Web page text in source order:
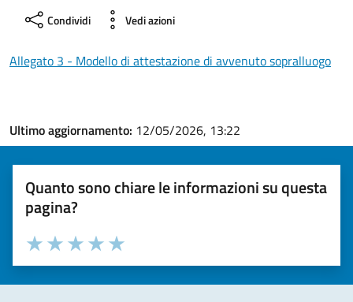
Condividi Vedi azioni
Allegato 3 - Modello di attestazione di avvenuto sopralluogo
Ultimo aggiornamento: 12/05/2026, 13:22
Quanto sono chiare le informazioni su questa
pagina?
Valuta la chiarezza delle informazioni (da 1 a 5 stelle)
Seleziona il numero di stelle per valutare la chiarezza delle
Valuta 5 stelle su 5
Valuta 4 stelle su 5
Valuta 3 stelle su 5
Valuta 2 stelle su 5
Valuta 1 stelle su 5